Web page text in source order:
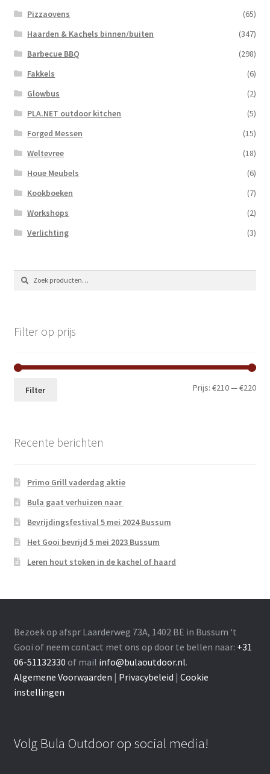
Pizzaovens
(65)
Haarden & Kachels binnen/buiten
(347)
Barbecue BBQ
(298)
Fakkels
(6)
Glowbus
(2)
PLA.NET outdoor kitchen
(5)
Forged Messen
(15)
Weltevree
(18)
Houe Meubels
(6)
Kookboeken
(7)
Workshops
(2)
Verlichting
(3)
Zoeken
naar:
Zoeken
Filter op prijs
Min.
Filter Prijs:€210—€220
Recente berichten
Primo Grill vaderdag aktie
Bula gaat verhuizen naar
Bevrijdingsfestival 5 mei 2024 Bussum
Het Gooi bevrijd 5 mei 2023 Bussum
Leren hout stoken in de kachel of haard
Bezoek op afspr Laarderweg 73A, 1402 BE in Bussum ‘t
Gooi of neem contact met ons op door te bellen naar: +31
06-51132330 of mail info@bulaoutdoor.nl.
Algemene Voorwaarden | Privacybeleid | Cookie
instellingen
Volg Bula Outdoor op social media!